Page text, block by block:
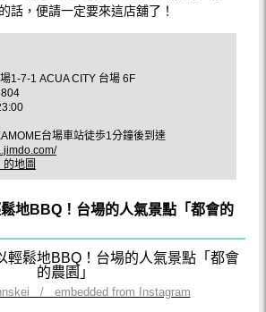
話，便請一定要來這店舖了！
1-7-1 ACUA CITY 台場 6F
台場車站徒歩1分鐘後到達
地圖
地BBQ！台場的人氣景點「都會的
/ embedded from Instagram